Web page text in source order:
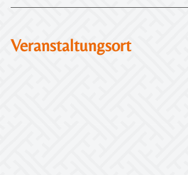
Veranstaltungsort